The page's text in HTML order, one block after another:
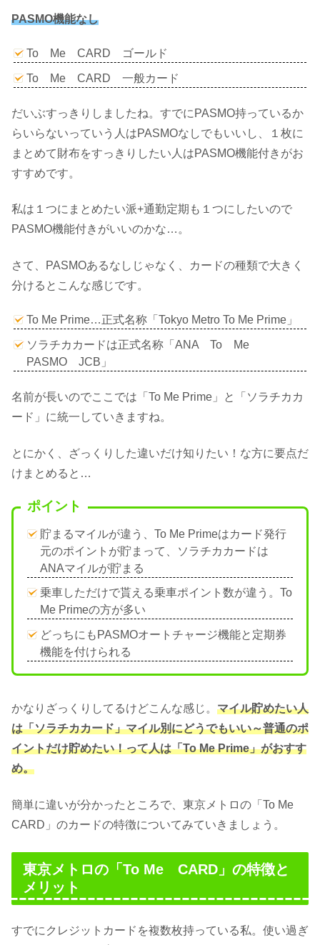
PASMO機能なし
To Me CARD ゴールド
To Me CARD 一般カード
だいぶすっきりしましたね。すでにPASMO持っているか
らいらないっていう人はPASMOなしでもいいし、１枚に
まとめて財布をすっきりしたい人はPASMO機能付きがお
すすめです。
私は１つにまとめたい派+通勤定期も１つにしたいので
PASMO機能付きがいいのかな…。
さて、PASMOあるなしじゃなく、カードの種類で大きく
分けるとこんな感じです。
To Me Prime…正式名称「Tokyo Metro To Me Prime」
ソラチカカードは正式名称「ANA To Me
PASMO JCB」
名前が長いのでここでは「To Me Prime」と「ソラチカカ
ード」に統一していきますね。
とにかく、ざっくりした違いだけ知りたい！な方に要点だ
けまとめると…
ポイント
貯まるマイルが違う、To Me Primeはカード発行
元のポイントが貯まって、ソラチカカードは
ANAマイルが貯まる
乗車しただけで貰える乗車ポイント数が違う。To
Me Primeの方が多い
どっちにもPASMOオートチャージ機能と定期券
機能を付けられる
かなりざっくりしてるけどこんな感じ。 マイル貯めたい人
は「ソラチカカード」マイル別にどうでもいい～普通のポ
イントだけ貯めたい！って人は「To Me Prime」がおすす
め。
簡単に違いが分かったところで、東京メトロの「To Me
CARD」のカードの特徴についてみていきましょう。
東京メトロの「To Me CARD」の特徴と
メリット
すでにクレジットカードを複数枚持っている私。使い過ぎ